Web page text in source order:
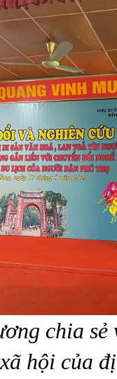
chia sẻ
xã hội của